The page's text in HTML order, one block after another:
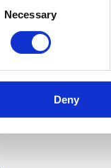
Necessary
Deny